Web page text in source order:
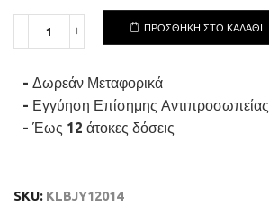
KARL
LAGERFELD
PAVE
KLBJY120-
No.14
Γυναικείο
Πέτρες
ΠΡΟΣΘΉΚΗ ΣΤΟ ΚΑΛΆΘΙ
- Δωρεάν Μεταφορικά
- Εγγύηση Επίσημης Αντιπροσωπείας
- Έως 12 άτοκες δόσεις
SKU: KLBJY12014